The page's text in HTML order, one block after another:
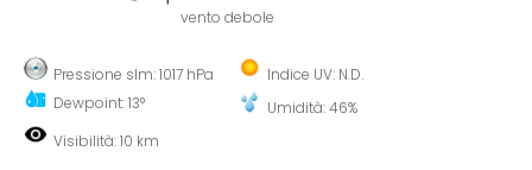
vento debole
Pressione slm: 1017 hPa
Dewpoint: 13°
Indice UV: N.D.
Umidità: 46%
Visibilità: 10 km